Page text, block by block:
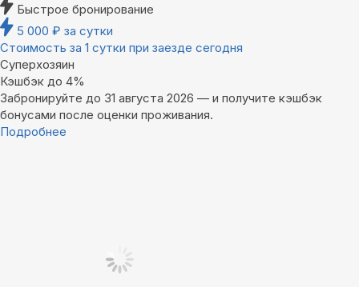
Быстрое бронирование
5 000 ₽ за сутки
Стоимость за 1 сутки при заезде сегодня
Суперхозяин
Кэшбэк до 4%
Забронируйте до 31 августа 2026 — и получите кэшбэк
бонусами после оценки проживания.
Подробнее